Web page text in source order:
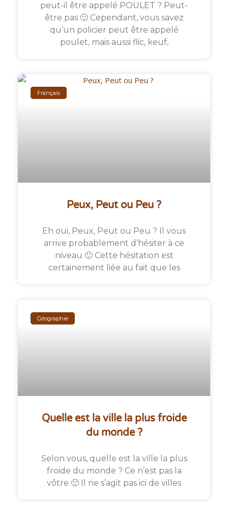
peut-il être appelé POULET ? Peut-
être pas 🙂 Cependant, vous savez
qu’un policier peut être appelé
poulet, mais aussi flic, keuf,
Français
Peux, Peut ou Peu ?
Eh oui, Peux, Peut ou Peu ? Il vous
arrive probablement d’hésiter à ce
niveau 🙂 Cette hésitation est
certainement liée au fait que les
Géographie
Quelle est la ville la plus froide
du monde ?
Selon vous, quelle est la ville la plus
froide du monde ? Ce n’est pas la
vôtre 🙂 Il ne s’agit pas ici de villes